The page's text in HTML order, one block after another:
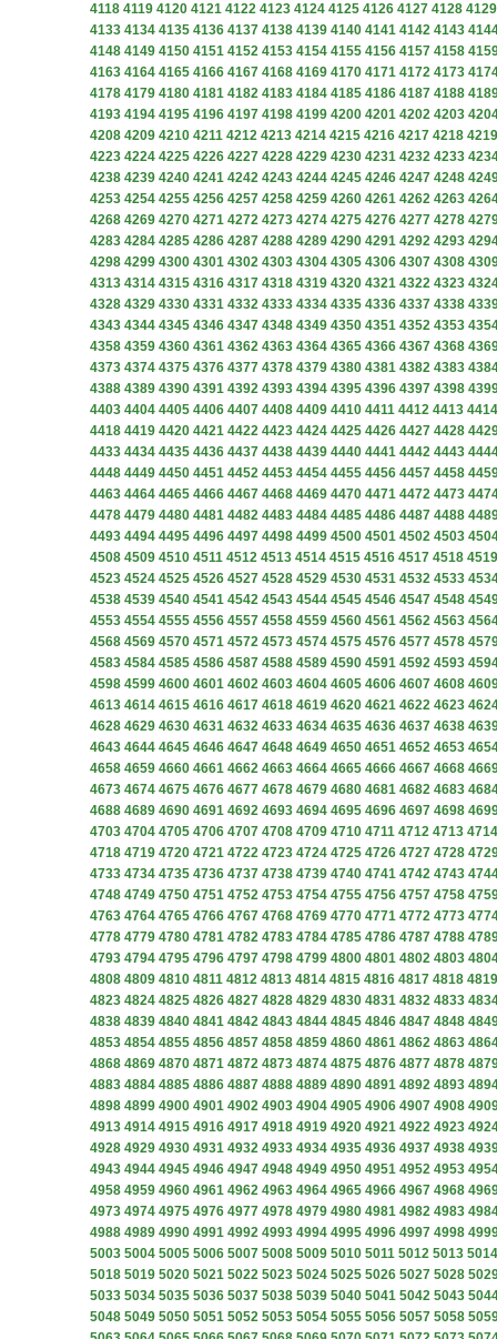
4118 4119 4120 4121 4122 4123 4124 4125 4126 4127 4128 4129
4133 4134 4135 4136 4137 4138 4139 4140 4141 4142 4143
4148 4149 4150 4151 4152 4153 4154 4155 4156 4157 4158
4163 4164 4165 4166 4167 4168 4169 4170 4171 4172 4173
4178 4179 4180 4181 4182 4183 4184 4185 4186 4187 4188
4193 4194 4195 4196 4197 4198 4199 4200 4201 4202 4203
4208 4209 4210 4211 4212 4213 4214 4215 4216 4217 4218 4219
4223 4224 4225 4226 4227 4228 4229 4230 4231 4232 4233
4238 4239 4240 4241 4242 4243 4244 4245 4246 4247 4248
4253 4254 4255 4256 4257 4258 4259 4260 4261 4262 4263
4268 4269 4270 4271 4272 4273 4274 4275 4276 4277 4278
4283 4284 4285 4286 4287 4288 4289 4290 4291 4292 4293
4298 4299 4300 4301 4302 4303 4304 4305 4306 4307 4308
4313 4314 4315 4316 4317 4318 4319 4320 4321 4322 4323
4328 4329 4330 4331 4332 4333 4334 4335 4336 4337 4338
4343 4344 4345 4346 4347 4348 4349 4350 4351 4352 4353
4358 4359 4360 4361 4362 4363 4364 4365 4366 4367 4368
4373 4374 4375 4376 4377 4378 4379 4380 4381 4382 4383
4388 4389 4390 4391 4392 4393 4394 4395 4396 4397 4398
4403 4404 4405 4406 4407 4408 4409 4410 4411 4412 4413 4414
4418 4419 4420 4421 4422 4423 4424 4425 4426 4427 4428
4433 4434 4435 4436 4437 4438 4439 4440 4441 4442 4443
4448 4449 4450 4451 4452 4453 4454 4455 4456 4457 4458
4463 4464 4465 4466 4467 4468 4469 4470 4471 4472 4473
4478 4479 4480 4481 4482 4483 4484 4485 4486 4487 4488
4493 4494 4495 4496 4497 4498 4499 4500 4501 4502 4503
4508 4509 4510 4511 4512 4513 4514 4515 4516 4517 4518 4519
4523 4524 4525 4526 4527 4528 4529 4530 4531 4532 4533
4538 4539 4540 4541 4542 4543 4544 4545 4546 4547 4548
4553 4554 4555 4556 4557 4558 4559 4560 4561 4562 4563
4568 4569 4570 4571 4572 4573 4574 4575 4576 4577 4578
4583 4584 4585 4586 4587 4588 4589 4590 4591 4592 4593
4598 4599 4600 4601 4602 4603 4604 4605 4606 4607 4608
4613 4614 4615 4616 4617 4618 4619 4620 4621 4622 4623
4628 4629 4630 4631 4632 4633 4634 4635 4636 4637 4638
4643 4644 4645 4646 4647 4648 4649 4650 4651 4652 4653
4658 4659 4660 4661 4662 4663 4664 4665 4666 4667 4668
4673 4674 4675 4676 4677 4678 4679 4680 4681 4682 4683
4688 4689 4690 4691 4692 4693 4694 4695 4696 4697 4698
4703 4704 4705 4706 4707 4708 4709 4710 4711 4712 4713 4714
4718 4719 4720 4721 4722 4723 4724 4725 4726 4727 4728
4733 4734 4735 4736 4737 4738 4739 4740 4741 4742 4743
4748 4749 4750 4751 4752 4753 4754 4755 4756 4757 4758
4763 4764 4765 4766 4767 4768 4769 4770 4771 4772 4773
4778 4779 4780 4781 4782 4783 4784 4785 4786 4787 4788
4793 4794 4795 4796 4797 4798 4799 4800 4801 4802 4803
4808 4809 4810 4811 4812 4813 4814 4815 4816 4817 4818 4819
4823 4824 4825 4826 4827 4828 4829 4830 4831 4832 4833
4838 4839 4840 4841 4842 4843 4844 4845 4846 4847 4848
4853 4854 4855 4856 4857 4858 4859 4860 4861 4862 4863
4868 4869 4870 4871 4872 4873 4874 4875 4876 4877 4878
4883 4884 4885 4886 4887 4888 4889 4890 4891 4892 4893
4898 4899 4900 4901 4902 4903 4904 4905 4906 4907 4908
4913 4914 4915 4916 4917 4918 4919 4920 4921 4922 4923
4928 4929 4930 4931 4932 4933 4934 4935 4936 4937 4938
4943 4944 4945 4946 4947 4948 4949 4950 4951 4952 4953
4958 4959 4960 4961 4962 4963 4964 4965 4966 4967 4968
4973 4974 4975 4976 4977 4978 4979 4980 4981 4982 4983
4988 4989 4990 4991 4992 4993 4994 4995 4996 4997 4998
5003 5004 5005 5006 5007 5008 5009 5010 5011 5012 5013 5014
5018 5019 5020 5021 5022 5023 5024 5025 5026 5027 5028
5033 5034 5035 5036 5037 5038 5039 5040 5041 5042 5043
5048 5049 5050 5051 5052 5053 5054 5055 5056 5057 5058